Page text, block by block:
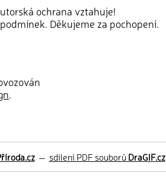
ochrana vztahuje!
Děkujeme za pochopení.
.
— sdílení PDF souborůDraGIF.cz